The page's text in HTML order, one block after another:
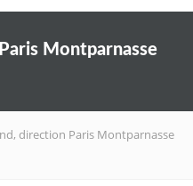
Montparnasse
direction Paris Montparnasse